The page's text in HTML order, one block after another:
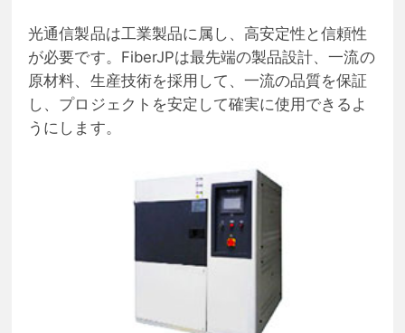
光通信製品は工業製品に属し、高安定性と信頼性
が必要です。FiberJPは最先端の製品設計、一流の
原材料、生産技術を採用して、一流の品質を保証
し、プロジェクトを安定して確実に使用できるよ
うにします。